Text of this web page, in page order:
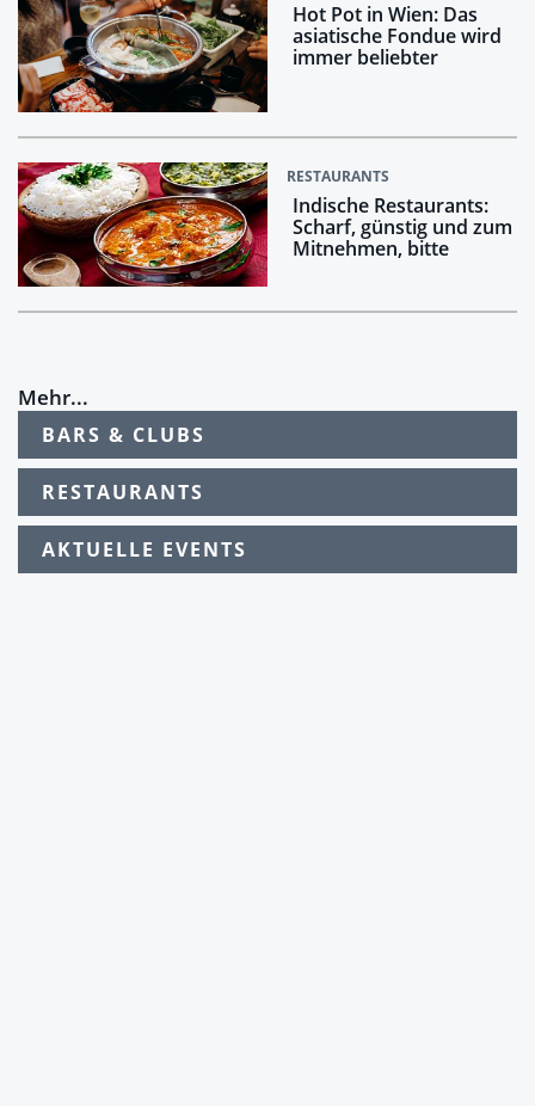
Hot Pot in Wien: Das
asiatische Fondue wird
immer beliebter
RESTAURANTS
Indische Restaurants:
Scharf, günstig und zum
Mitnehmen, bitte
Mehr...
BARS & CLUBS
RESTAURANTS
AKTUELLE EVENTS